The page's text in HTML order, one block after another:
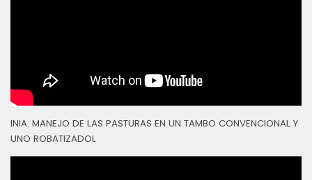
INIA: MANEJO DE LAS PASTURAS EN UN TAMBO CONVENCIONAL Y
UNO ROBATIZADOL